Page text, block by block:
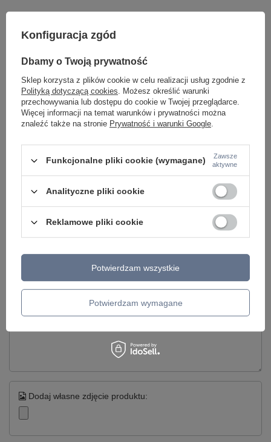
Potrzebujesz pomocy? Masz pytania lub
chcesz lepszą cenę?
Napisz do nas - doradzimy, odpowiemy
szybko i przygotujemy indywidualną ofertę
Napisz do nas
Model znajdziesz w kategoriach
Twoja ocena:
5/5
Dodaj własne zdjęcie produktu:
Konfiguracja zgód
Dbamy o Twoją prywatność
Sklep korzysta z plików cookie w celu realizacji usług zgodnie z
Polityką dotyczącą cookies. Możesz określić warunki
przechowywania lub dostępu do cookie w Twojej przeglądarce.
Więcej informacji na temat warunków i prywatności można
znaleźć także na stronie Prywatność i warunki Google.
Funkcjonalne pliki cookie (wymagane)
Zawsze
aktywne
Analityczne pliki cookie
Reklamowe pliki cookie
Potwierdzam wymagane
Potwierdzam wszystkie